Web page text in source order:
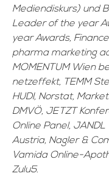
Mediendiskurs) und
Leader of the year
year Awards,
pharma marketing
MOMENTUM Wien
netzeffekt, TEMM
HUDI, Norstat,
DMVÖ, JETZT
Online Panel, JANDL
Austria, Nagler &
Vamida Online-
Zulu5.